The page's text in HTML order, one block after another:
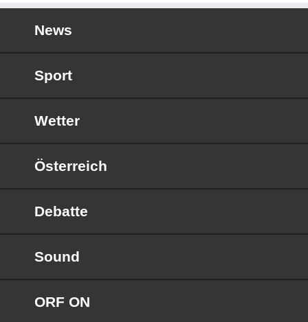
News
Sport
Wetter
Österreich
Debatte
Sound
ORF ON